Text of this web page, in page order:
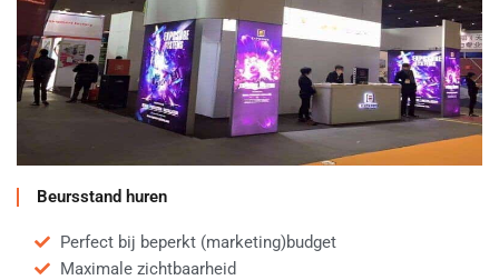
Beursstand huren
Perfect bij beperkt (marketing)budget
Maximale zichtbaarheid